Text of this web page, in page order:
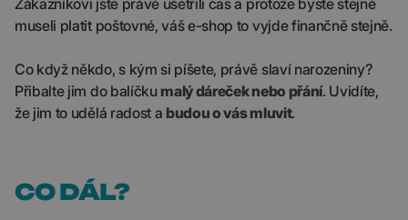
museli platit poštovné, váš e-shop to vyjde finančně stejně.
Co když někdo, s kým si píšete, právě slaví narozeniny?
Přibalte jim do balíčku malý dáreček nebo přání. Uvidíte,
že jim to udělá radost a budou o vás mluvit.
CO DÁL?